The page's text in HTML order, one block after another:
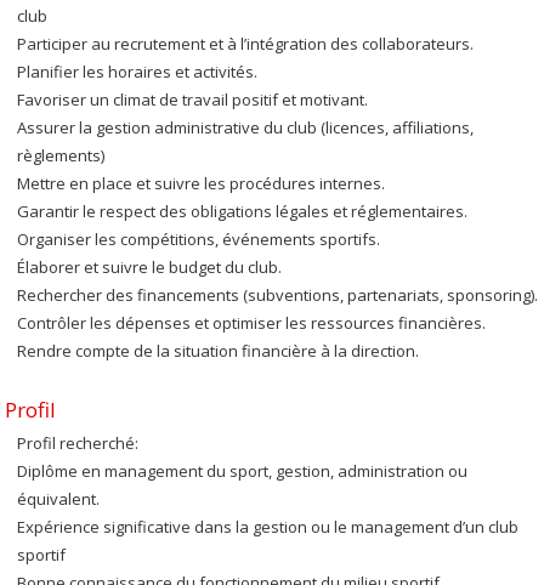
club
Participer au recrutement et à l’intégration des collaborateurs.
Planifier les horaires et activités.
Favoriser un climat de travail positif et motivant.
Assurer la gestion administrative du club (licences, affiliations,
règlements)
Mettre en place et suivre les procédures internes.
Garantir le respect des obligations légales et réglementaires.
Organiser les compétitions, événements sportifs.
Élaborer et suivre le budget du club.
Rechercher des financements (subventions, partenariats, sponsoring).
Contrôler les dépenses et optimiser les ressources financières.
Rendre compte de la situation financière à la direction.
Profil
Profil recherché:
Diplôme en management du sport, gestion, administration ou
équivalent.
Expérience significative dans la gestion ou le management d’un club
sportif